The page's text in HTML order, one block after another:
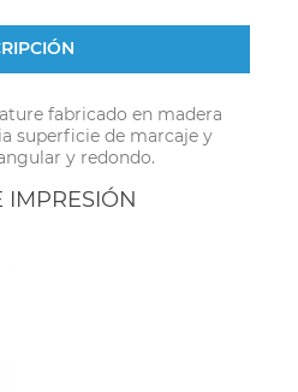
fabricado en madera
superficie de marcaje y
y redondo.
IMPRESIÓN